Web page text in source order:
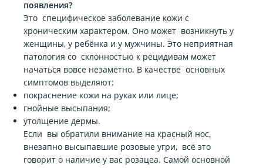
появления?
Это специфическое заболевание кожи с
хроническим характером. Оно может возникнуть у
женщины, у ребёнка и у мужчины. Это неприятная
патология со склонностью к рецидивам может
начаться вовсе незаметно. В качестве основных
симптомов выделяют:
покраснение кожи на руках или лице;
гнойные высыпания;
утолщение дермы.
Если вы обратили внимание на красный нос,
внезапно высыпавшие розовые угри, всё это
говорит о наличие у вас розацеа. Самой основной